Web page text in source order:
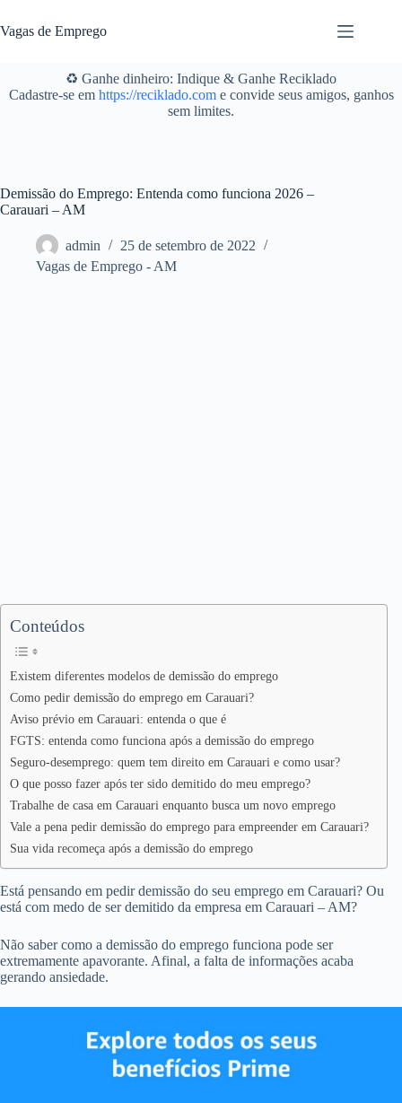
para
o
Vagas de Emprego
♻️ Ganhe dinheiro: Indique & Ganhe Reciklado
Cadastre-se em https://reciklado.come convide seus amigos, ganhos
sem limites.
Demissão do Emprego: Entenda como funciona 2026 –
Carauari – AM
admin
25 de setembro de 2022
Vagas de Emprego - AM
Conteúdos
Existem diferentes modelos de demissão do emprego
Como pedir demissão do emprego em Carauari?
Aviso prévio em Carauari: entenda o que é
FGTS: entenda como funciona após a demissão do emprego
Seguro-desemprego: quem tem direito em Carauari e como usar?
O que posso fazer após ter sido demitido do meu emprego?
Trabalhe de casa em Carauari enquanto busca um novo emprego
Vale a pena pedir demissão do emprego para empreender em Carauari?
Sua vida recomeça após a demissão do emprego
Está pensando em pedir demissão do seu emprego em Carauari? Ou
está com medo de ser demitido da empresa em Carauari – AM?
Não saber como a demissão do emprego funciona pode ser
extremamente apavorante. Afinal, a falta de informações acaba
gerando ansiedade.